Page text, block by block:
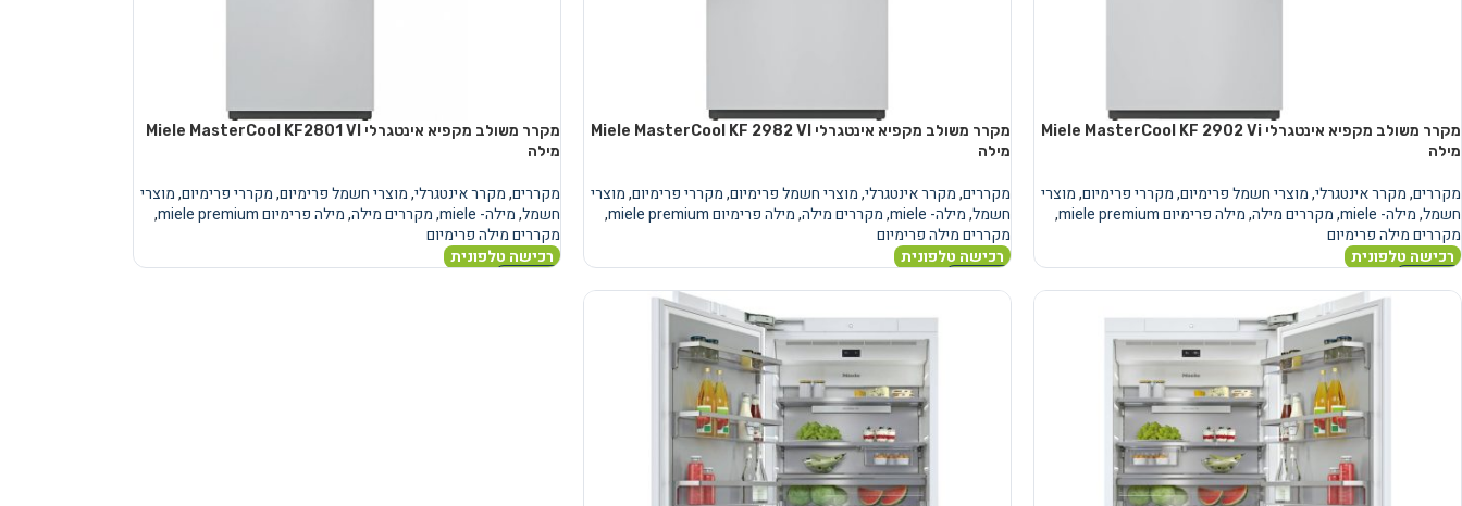
מקרר משולב מקפיא אינטגרלי Miele MasterCool KF 2902 Vi
מילה
מקררים,מקרר אינטגרלי,מוצרי חשמל פרימיום,מקררי פרימיום,מוצרי
חשמל,מילה- miele ,מקררים מילה,מילה פרימיום miele premium
,
מקררים מילה פרימיום
רכישה טלפונית
מקרר משולב מקפיא אינטגרלי Miele MasterCool KF 2982 VI
מילה
מקררים,מקרר אינטגרלי,מוצרי חשמל פרימיום,מקררי פרימיום,מוצרי
חשמל,מילה- miele ,מקררים מילה,מילה פרימיום miele premium
,
מקררים מילה פרימיום
רכישה טלפונית
מקרר משולב מקפיא אינטגרלי Miele MasterCool KF2801 VI
מילה
מקררים,מקרר אינטגרלי,מוצרי חשמל פרימיום,מקררי פרימיום,מוצרי
חשמל,מילה- miele ,מקררים מילה,מילה פרימיום miele premium
,
מקררים מילה פרימיום
רכישה טלפונית